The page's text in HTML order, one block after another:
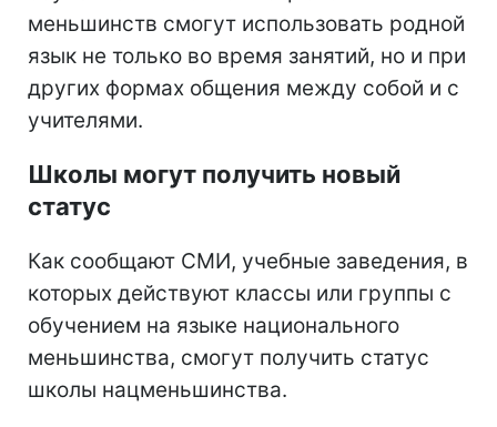
меньшинств смогут использовать родной
язык не только во время занятий, но и при
других формах общения между собой и с
учителями.
Школы могут получить новый
статус
Как сообщают СМИ, учебные заведения, в
которых действуют классы или группы с
обучением на языке национального
меньшинства, смогут получить статус
школы нацменьшинства.